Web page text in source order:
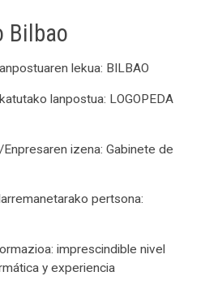
Bilbao
lekua: BILBAO
lanpostua: LOGOPEDA
izena: Gabinete de
pertsona:
imprescindible nivel
y experiencia